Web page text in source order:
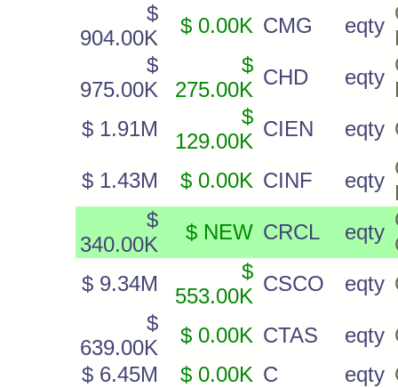
$
904.00K
$ 0.00K CMG eqty
$
975.00K
$
275.00K
CHD eqty
$ 1.91M
$
129.00K
CIEN eqty
$ 1.43M $ 0.00K CINF eqty
$
340.00K
$ NEW CRCL eqty
$ 9.34M
$
553.00K
CSCO eqty
$
639.00K
$ 0.00K CTAS eqty
$ 6.45M
$ 0.00K C eqty